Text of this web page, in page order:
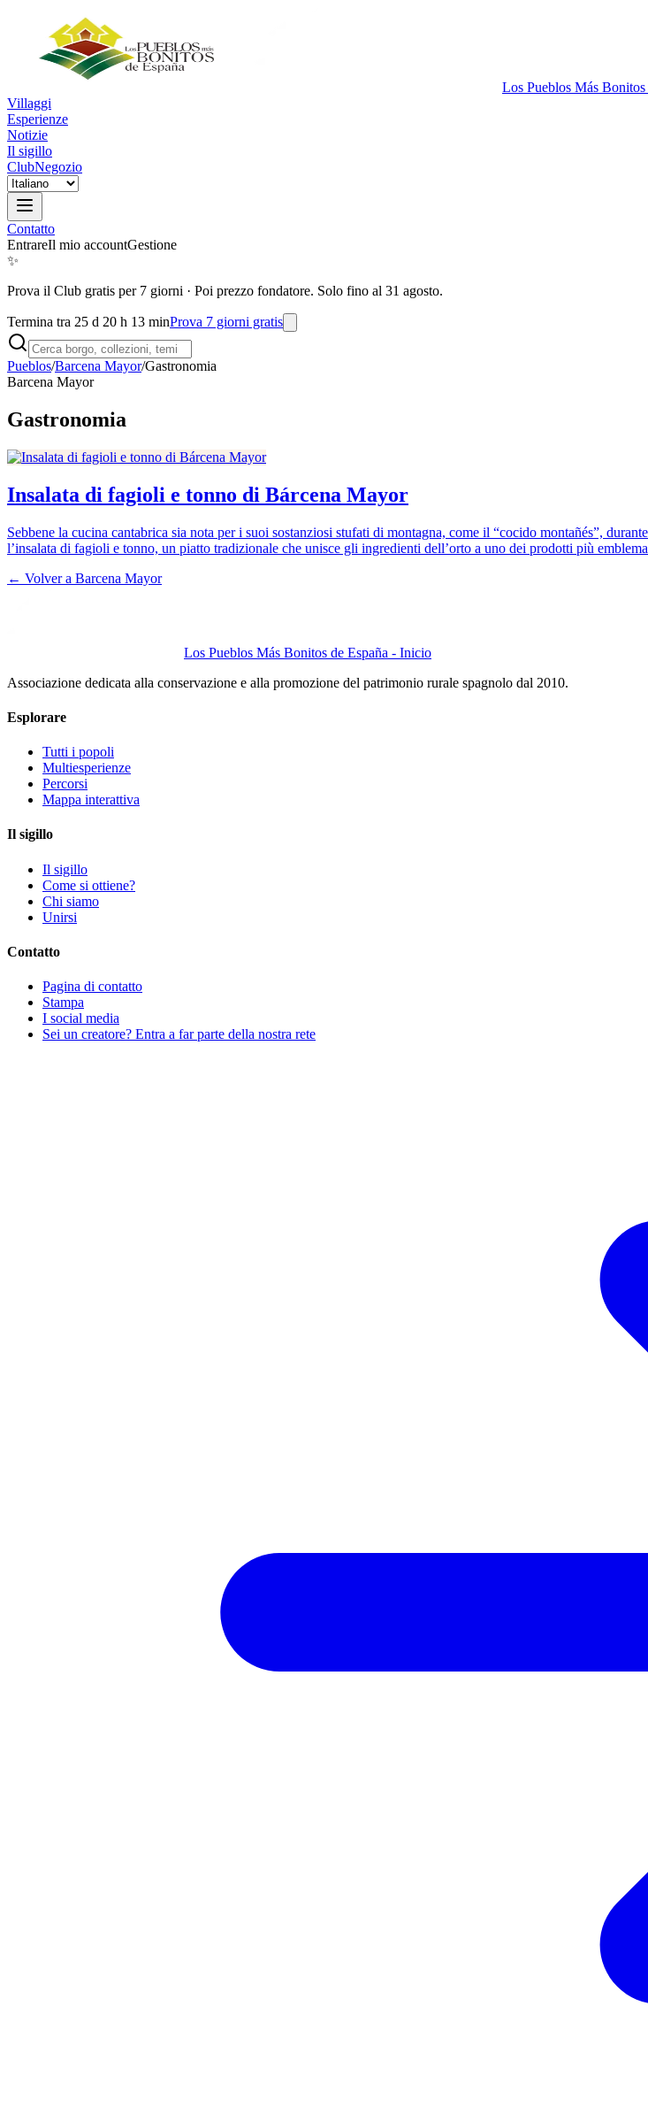
Los Pueblos Más
Villaggi
Esperienze
Notizie
Il sigillo
ClubNegozio
Contatto
EntrareIl mio accountGestione
✨
Prova il Club gratis per 7 giorni · Poi prezzo fondatore. Solo fino al 31 agosto.
Termina tra 25 d 20 h 13 minProva 7 giorni gratis
Pueblos/Barcena Mayor/Gastronomia
Barcena Mayor
Gastronomia
Insalata di fagioli e tonno di Bárcena Mayor
Sebbene la cucina cantabrica sia nota per i suoi sostanziosi stufati di montagna, come il “cocido montañés”,
l’insalata di fagioli e tonno, un piatto tradizionale che unisce gli ingredienti dell’orto a uno dei prodotti più
← Volver a Barcena Mayor
Los Pueblos Más Bonitos de España - Inicio
Associazione dedicata alla conservazione e alla promozione del patrimonio rurale spagnolo dal 2010.
Esplorare
Tutti i popoli
Multiesperienze
Percorsi
Mappa interattiva
Il sigillo
Il sigillo
Come si ottiene?
Chi siamo
Unirsi
Contatto
Pagina di contatto
Stampa
I social media
Sei un creatore? Entra a far parte della nostra rete